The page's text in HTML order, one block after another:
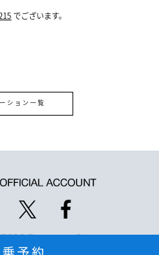
でございます。
ション一覧
証番号 第221030002412号
All rights reserved.